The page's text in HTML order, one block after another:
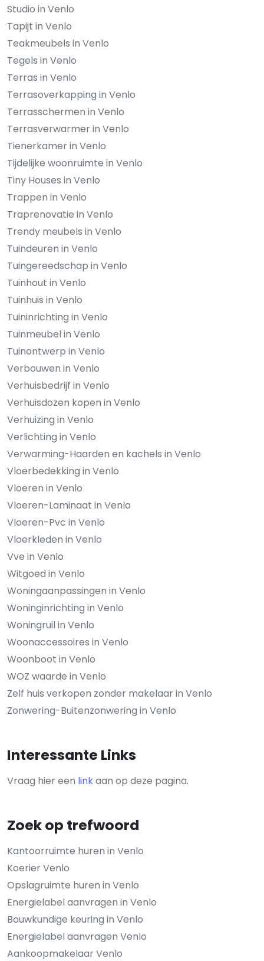
Studio in Venlo
Tapijt in Venlo
Teakmeubels in Venlo
Tegels in Venlo
Terras in Venlo
Terrasoverkapping in Venlo
Terrasschermen in Venlo
Terrasverwarmer in Venlo
Tienerkamer in Venlo
Tijdelijke woonruimte in Venlo
Tiny Houses in Venlo
Trappen in Venlo
Traprenovatie in Venlo
Trendy meubels in Venlo
Tuindeuren in Venlo
Tuingereedschap in Venlo
Tuinhout in Venlo
Tuinhuis in Venlo
Tuininrichting in Venlo
Tuinmeubel in Venlo
Tuinontwerp in Venlo
Verbouwen in Venlo
Verhuisbedrijf in Venlo
Verhuisdozen kopen in Venlo
Verhuizing in Venlo
Verlichting in Venlo
Verwarming-Haarden en kachels in Venlo
Vloerbedekking in Venlo
Vloeren in Venlo
Vloeren-Laminaat in Venlo
Vloeren-Pvc in Venlo
Vloerkleden in Venlo
Vve in Venlo
Witgoed in Venlo
Woningaanpassingen in Venlo
Woninginrichting in Venlo
Woningruil in Venlo
Woonaccessoires in Venlo
Woonboot in Venlo
WOZ waarde in Venlo
Zelf huis verkopen zonder makelaar in Venlo
Zonwering-Buitenzonwering in Venlo
Interessante Links
Vraag hier een linkaan op deze pagina.
Zoek op trefwoord
Kantoorruimte huren in Venlo
Koerier Venlo
Opslagruimte huren in Venlo
Energielabel aanvragen in Venlo
Bouwkundige keuring in Venlo
Energielabel aanvragen Venlo
Aankoopmakelaar Venlo